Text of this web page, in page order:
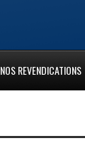
NOS REVENDICATIONS